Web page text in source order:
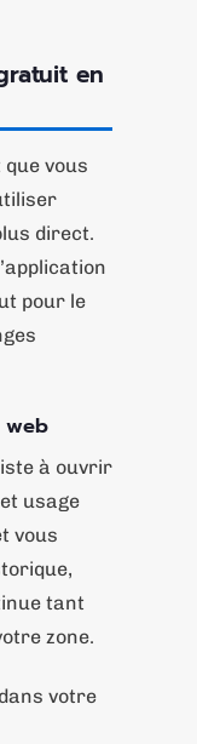
en
vous
direct.
pour le
web
à ouvrir
usage
vous
tant
zone.
votre